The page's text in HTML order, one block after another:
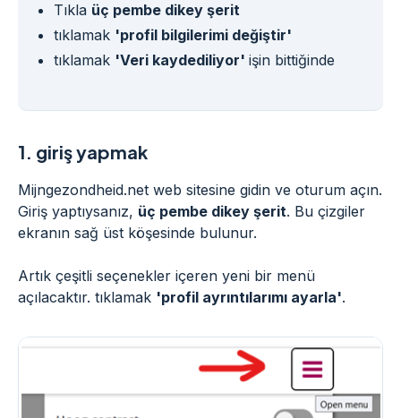
Tıkla üç pembe dikey şerit
tıklamak 'profil bilgilerimi değiştir'
tıklamak 'Veri kaydediliyor' işin bittiğinde
1. giriş yapmak
Mijngezondheid.net web sitesine gidin ve oturum açın.
Giriş yaptıysanız, üç pembe dikey şerit. Bu çizgiler
ekranın sağ üst köşesinde bulunur.
Artık çeşitli seçenekler içeren yeni bir menü
açılacaktır. tıklamak 'profil ayrıntılarımı ayarla'.